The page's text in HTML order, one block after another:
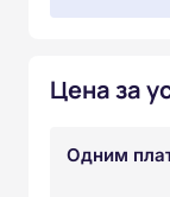
Цена за
Одним